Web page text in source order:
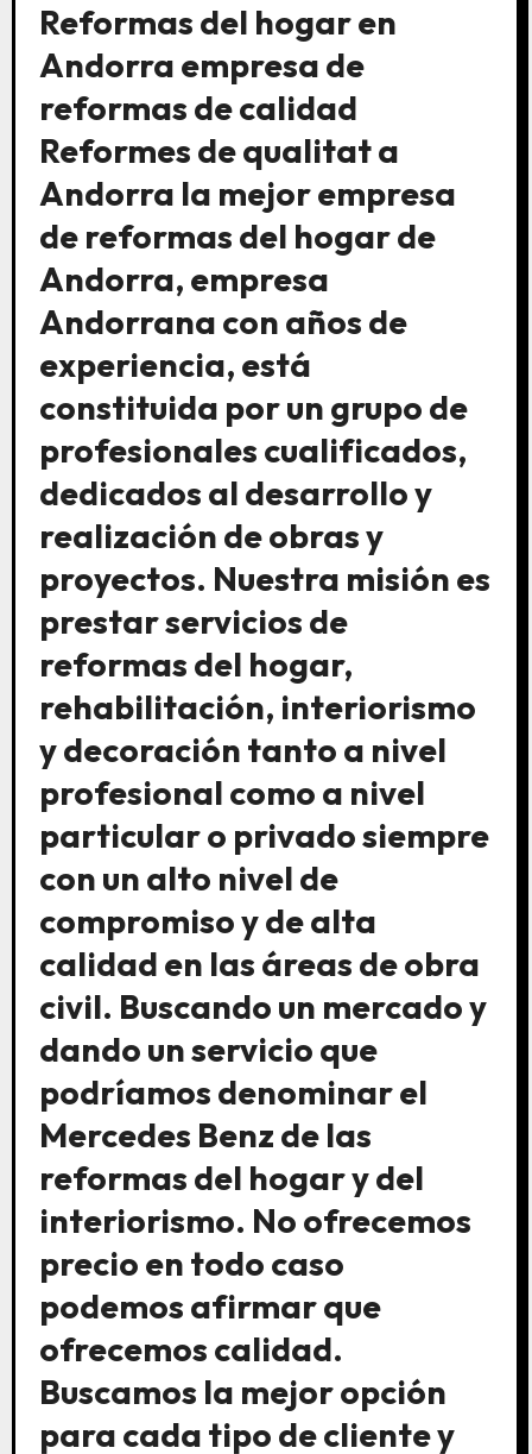
Reformas del hogar en
Andorra empresa de
reformas de calidad
Reformes de qualitat a
Andorra la mejor empresa
de reformas del hogar de
Andorra, empresa
Andorrana con años de
experiencia, está
constituida por un grupo de
profesionales cualificados,
dedicados al desarrollo y
realización de obras y
proyectos. Nuestra misión es
prestar servicios de
reformas del hogar,
rehabilitación, interiorismo
y decoración tanto a nivel
profesional como a nivel
particular o privado siempre
con un alto nivel de
compromiso y de alta
calidad en las áreas de obra
civil. Buscando un mercado y
dando un servicio que
podríamos denominar el
Mercedes Benz de las
reformas del hogar y del
interiorismo. No ofrecemos
precio en todo caso
podemos afirmar que
ofrecemos calidad.
Buscamos la mejor opción
para cada tipo de cliente y